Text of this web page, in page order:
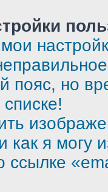
пояс, но
как я могу
ссылке